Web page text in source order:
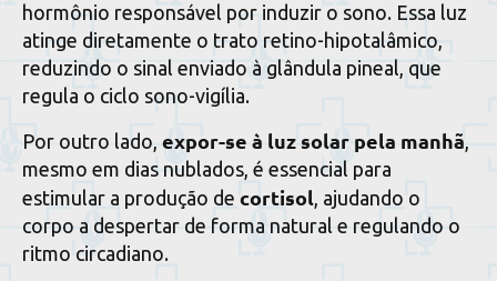
hormônio responsável por induzir o sono. Essa luz
atinge diretamente o trato retino-hipotalâmico,
reduzindo o sinal enviado à glândula pineal, que
regula o ciclo sono-vigília.
Por outro lado, expor-se à luz solar pela manhã
mesmo em dias nublados, é essencial para
estimular a produção de cortisol , ajudando o
corpo a despertar de forma natural e regulando o
ritmo circadiano.